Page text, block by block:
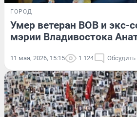
ГОРОД
Умер ветеран ВОВ и экс-
мэрии Владивостока
11 мая, 2026, 15:15 1 124 Обсудить